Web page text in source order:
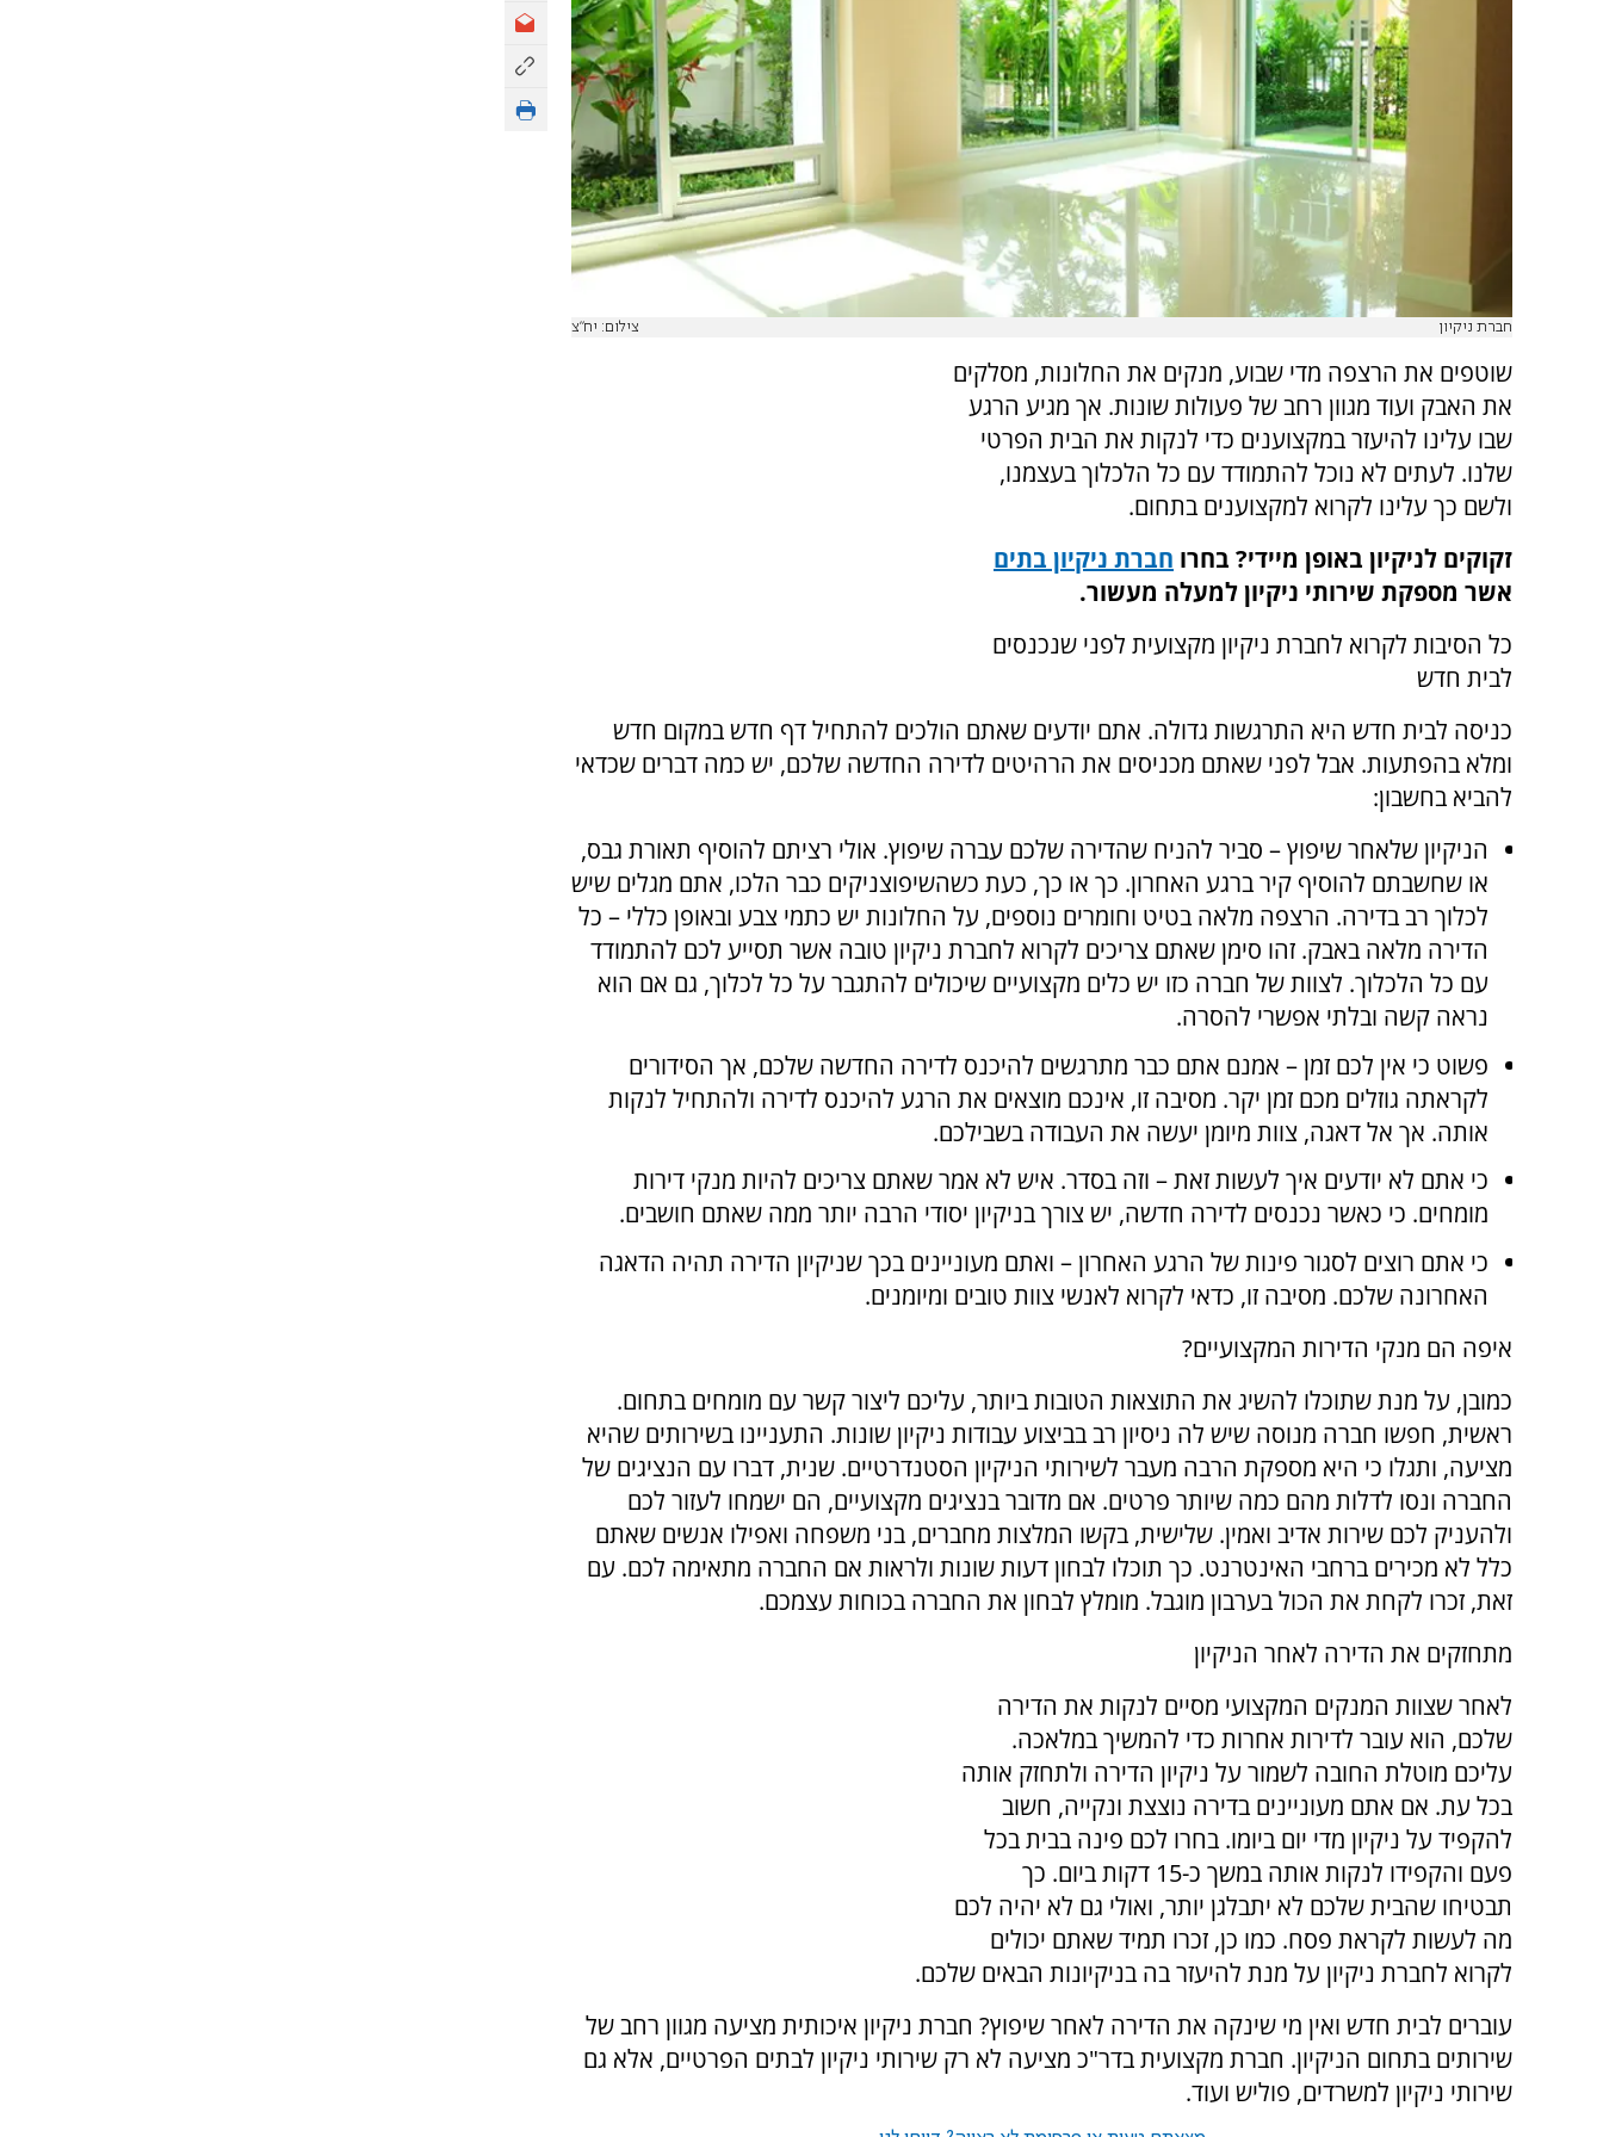
חברת ניקיון צילום: יח"צ
שוטפים את הרצפה מדי שבוע, מנקים את החלונות, מסלקים
את האבק ועוד מגוון רחב של פעולות שונות. אך מגיע הרגע
שבו עלינו להיעזר במקצוענים כדי לנקות את הבית הפרטי
שלנו. לעתים לא נוכל להתמודד עם כל הלכלוך בעצמנו,
ולשם כך עלינו לקרוא למקצוענים בתחום.
זקוקים לניקיון באופן מיידי? בחרו חברת ניקיון בתים
אשר מספקת שירותי ניקיון למעלה מעשור.
כל הסיבות לקרוא לחברת ניקיון מקצועית לפני שנכנסים
לבית חדש
כניסה לבית חדש היא התרגשות גדולה. אתם יודעים שאתם הולכים להתחיל דף חדש במקום חדש
ומלא בהפתעות. אבל לפני שאתם מכניסים את הרהיטים לדירה החדשה שלכם, יש כמה דברים שכדאי
להביא בחשבון:
הניקיון שלאחר שיפוץ – סביר להניח שהדירה שלכם עברה שיפוץ. אולי רציתם להוסיף תאורת גבס,
או שחשבתם להוסיף קיר ברגע האחרון. כך או כך, כעת כשהשיפוצניקים כבר הלכו, אתם מגלים שיש
לכלוך רב בדירה. הרצפה מלאה בטיט וחומרים נוספים, על החלונות יש כתמי צבע ובאופן כללי – כל
הדירה מלאה באבק. זהו סימן שאתם צריכים לקרוא לחברת ניקיון טובה אשר תסייע לכם להתמודד
עם כל הלכלוך. לצוות של חברה כזו יש כלים מקצועיים שיכולים להתגבר על כל לכלוך, גם אם הוא
נראה קשה ובלתי אפשרי להסרה.
פשוט כי אין לכם זמן – אמנם אתם כבר מתרגשים להיכנס לדירה החדשה שלכם, אך הסידורים
לקראתה גוזלים מכם זמן יקר. מסיבה זו, אינכם מוצאים את הרגע להיכנס לדירה ולהתחיל לנקות
אותה. אך אל דאגה, צוות מיומן יעשה את העבודה בשבילכם.
כי אתם לא יודעים איך לעשות זאת – וזה בסדר. איש לא אמר שאתם צריכים להיות מנקי דירות
מומחים. כי כאשר נכנסים לדירה חדשה, יש צורך בניקיון יסודי הרבה יותר ממה שאתם חושבים.
כי אתם רוצים לסגור פינות של הרגע האחרון – ואתם מעוניינים בכך שניקיון הדירה תהיה הדאגה
האחרונה שלכם. מסיבה זו, כדאי לקרוא לאנשי צוות טובים ומיומנים.
איפה הם מנקי הדירות המקצועיים?
כמובן, על מנת שתוכלו להשיג את התוצאות הטובות ביותר, עליכם ליצור קשר עם מומחים בתחום.
ראשית, חפשו חברה מנוסה שיש לה ניסיון רב בביצוע עבודות ניקיון שונות. התעניינו בשירותים שהיא
מציעה, ותגלו כי היא מספקת הרבה מעבר לשירותי הניקיון הסטנדרטיים. שנית, דברו עם הנציגים של
החברה ונסו לדלות מהם כמה שיותר פרטים. אם מדובר בנציגים מקצועיים, הם ישמחו לעזור לכם
ולהעניק לכם שירות אדיב ואמין. שלישית, בקשו המלצות מחברים, בני משפחה ואפילו אנשים שאתם
כלל לא מכירים ברחבי האינטרנט. כך תוכלו לבחון דעות שונות ולראות אם החברה מתאימה לכם. עם
זאת, זכרו לקחת את הכול בערבון מוגבל. מומלץ לבחון את החברה בכוחות עצמכם.
מתחזקים את הדירה לאחר הניקיון
לאחר שצוות המנקים המקצועי מסיים לנקות את הדירה
שלכם, הוא עובר לדירות אחרות כדי להמשיך במלאכה.
עליכם מוטלת החובה לשמור על ניקיון הדירה ולתחזק אותה
בכל עת. אם אתם מעוניינים בדירה נוצצת ונקייה, חשוב
להקפיד על ניקיון מדי יום ביומו. בחרו לכם פינה בבית בכל
פעם והקפידו לנקות אותה במשך כ-15 דקות ביום. כך
תבטיחו שהבית שלכם לא יתבלגן יותר, ואולי גם לא יהיה לכם
מה לעשות לקראת פסח. כמו כן, זכרו תמיד שאתם יכולים
לקרוא לחברת ניקיון על מנת להיעזר בה בניקיונות הבאים שלכם.
עוברים לבית חדש ואין מי שינקה את הדירה לאחר שיפוץ? חברת ניקיון איכותית מציעה מגוון רחב של
שירותים בתחום הניקיון. חברת מקצועית בדר"כ מציעה לא רק שירותי ניקיון לבתים הפרטיים, אלא גם
שירותי ניקיון למשרדים, פוליש ועוד.